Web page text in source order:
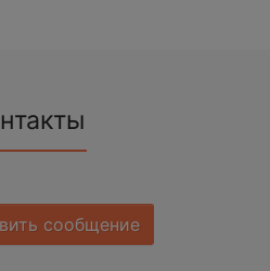
сообщение